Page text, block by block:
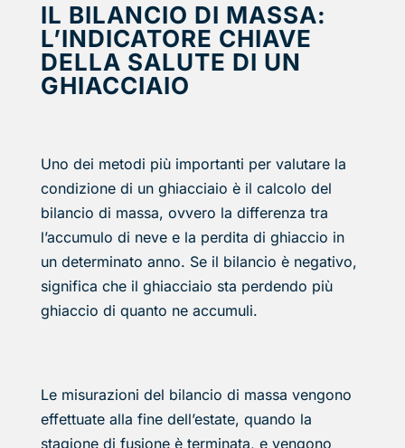
IL BILANCIO DI MASSA:
L’INDICATORE CHIAVE
DELLA SALUTE DI UN
GHIACCIAIO
Uno dei metodi più importanti per valutare la
condizione di un ghiacciaio è il calcolo del
bilancio di massa, ovvero la differenza tra
l’accumulo di neve e la perdita di ghiaccio in
un determinato anno. Se il bilancio è negativo,
significa che il ghiacciaio sta perdendo più
ghiaccio di quanto ne accumuli.
Le misurazioni del bilancio di massa vengono
effettuate alla fine dell’estate, quando la
stagione di fusione è terminata, e vengono